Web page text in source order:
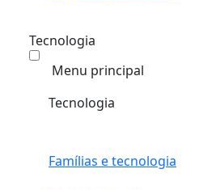
Tecnologia
Menu principal
Tecnologia
Famílias e tecnologia